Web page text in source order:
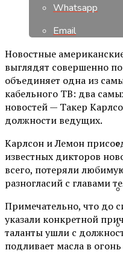
Whatsapp
Email
Новостные
выглядят совершенно
объединяет одна из
кабельного ТВ: два
новостей — Такер
должности ведущих.
Карлсон и Лемон
известных дикторов
всего, потеряли
разногласий с главами
Примечательно, что до
указали конкретной
таланты ушли с
подливает масла в